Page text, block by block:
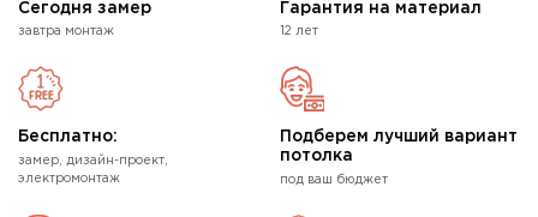
Сегодня замер
завтра монтаж
Гарантия на материал
12 лет
Бесплатно:
замер, дизайн-проект,
электромонтаж
Подберем лучший вариант
потолка
под ваш бюджет